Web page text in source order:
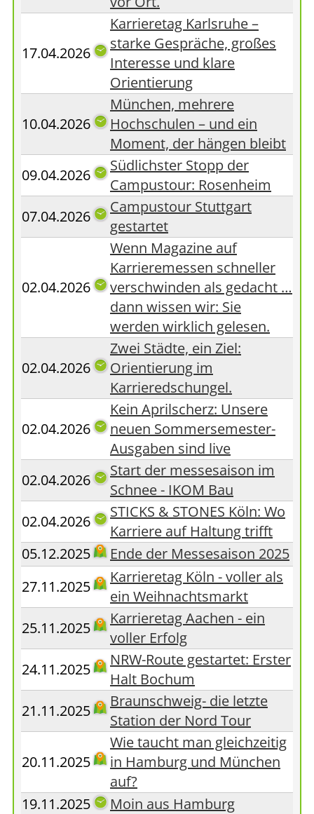
17.04.2026
Karrieretag Karlsruhe –
starke Gespräche, großes
Interesse und klare
Orientierung
10.04.2026
München, mehrere
Hochschulen – und ein
Moment, der hängen bleibt
09.04.2026
Südlichster Stopp der
Campustour: Rosenheim
07.04.2026
Campustour Stuttgart
gestartet
02.04.2026
Wenn Magazine auf
Karrieremessen schneller
verschwinden als gedacht …
dann wissen wir: Sie
werden wirklich gelesen.
02.04.2026
Zwei Städte, ein Ziel:
Orientierung im
Karrieredschungel.
02.04.2026
Kein Aprilscherz: Unsere
neuen Sommersemester-
Ausgaben sind live
02.04.2026
Start der messesaison im
Schnee - IKOM Bau
02.04.2026
STICKS & STONES Köln: Wo
Karriere auf Haltung trifft
05.12.2025
Ende der Messesaison 2025
27.11.2025
Karrieretag Köln - voller als
ein Weihnachtsmarkt
25.11.2025
Karrieretag Aachen - ein
voller Erfolg
24.11.2025
NRW-Route gestartet: Erster
Halt Bochum
21.11.2025
Braunschweig- die letzte
Station der Nord Tour
20.11.2025
Wie taucht man gleichzeitig
in Hamburg und München
auf?
19.11.2025
Moin aus Hamburg